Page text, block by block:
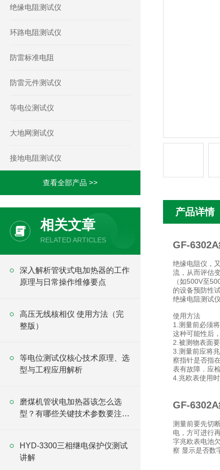
绝缘电阻测试仪
环路电阻测试仪
防雷标准电阻
防雷元件测试仪
等电位测试仪
大地网测试仪
接地电阻测试仪
查看全部产品 >>
相关文章
RELATED ARTICLES
深入解析管状式电加热器的工作
原理与日常操作维修要点
高压无线核相仪 使用方法（完
整版）
等电位测试仪核心技术原理、选
型与工程应用解析
磨煤机管状电加热器该怎么选
型？有哪些关键技术参数要注
HYD-3300三相继电保护仪测试
讲解
产品详情
GF-
绝缘电阻仪，
流，从而评估
（如500V至
的设备预防性
绝缘电阻测试
使用方法
1.测量前必须
这种可能性后
2.被测物表面
3.测量前应将
察指针是否指
表有故障．应
4.兆欧表使用
GF-
测量前要先切
电，方可进行
字兆欧表电池
察 显示是否数